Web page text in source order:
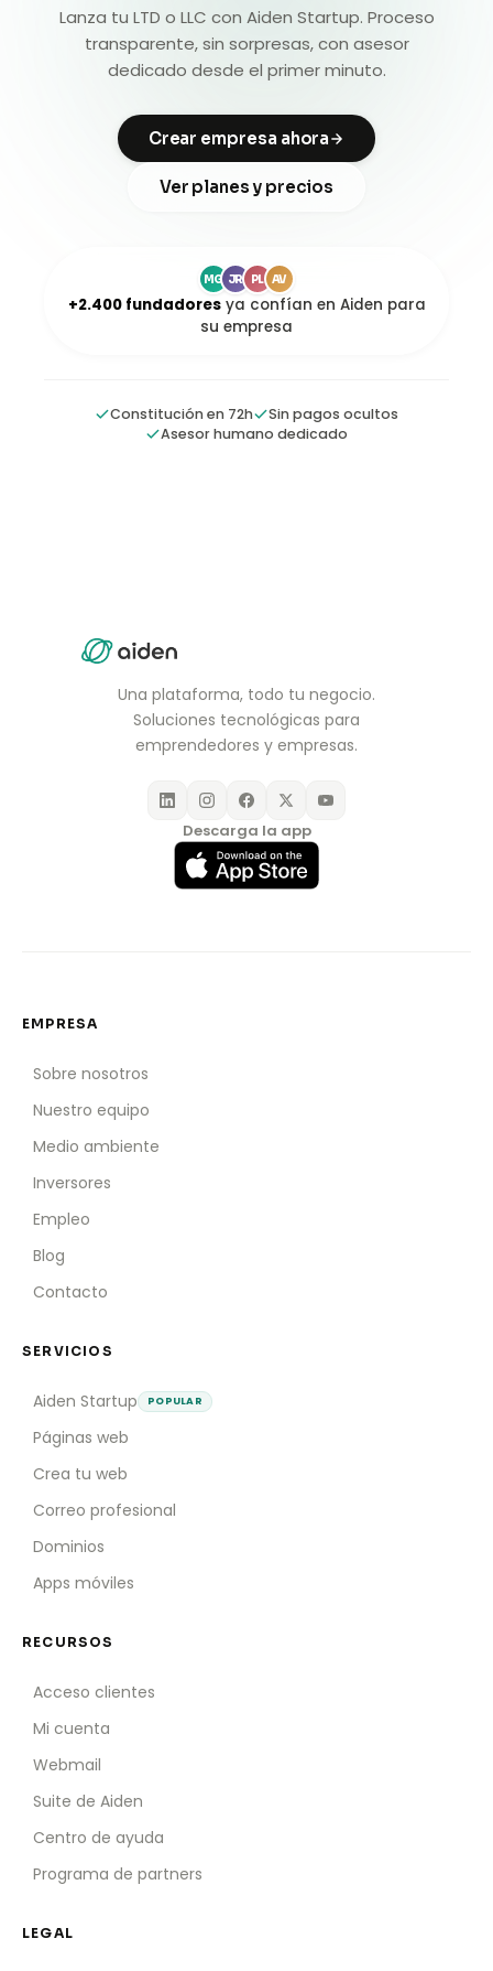
Lanza tu LTD o LLC con Aiden Startup. Proceso
transparente, sin sorpresas, con asesor
dedicado desde el primer minuto.
Crear empresa ahora
Ver planes y precios
MG JR PL AV
+2.400 fundadoresya confían en Aiden para
su empresa
Constitución en 72h
Sin pagos ocultos
Asesor humano dedicado
Una plataforma, todo tu negocio.
Soluciones tecnológicas para
emprendedores y empresas.
Descarga la app
EMPRESA
Sobre nosotros
Nuestro equipo
Medio ambiente
Inversores
Empleo
Blog
Contacto
SERVICIOS
Aiden Startup POPULAR
Páginas web
Crea tu web
Correo profesional
Dominios
Apps móviles
RECURSOS
Acceso clientes
Mi cuenta
Webmail
Suite de Aiden
Centro de ayuda
Programa de partners
LEGAL